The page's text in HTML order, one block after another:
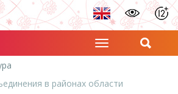
в районах области